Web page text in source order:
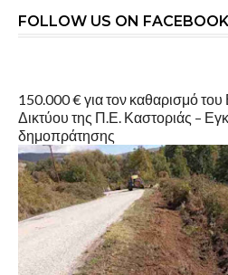
FOLLOW US ON FACEBOOK
150.000 € για τον καθαρισμό
Δικτύου της Π.Ε. Καστοριάς –
δημοπράτησης